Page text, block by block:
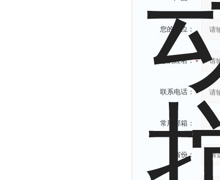
您的单位：
您的姓名：
联系电话：
常用邮箱：
省份：